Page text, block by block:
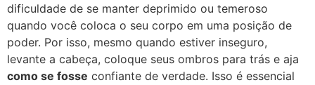
dificuldade de se manter deprimido ou temeroso
quando você coloca o seu corpo em uma posição de
poder. Por isso, mesmo quando estiver inseguro,
levante a cabeça, coloque seus ombros para trás e aja
como se fosse confiante de verdade. Isso é essencial